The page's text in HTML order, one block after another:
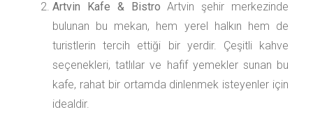
Artvin Kafe & Bistro Artvin şehir merkezinde
bulunan bu mekan, hem yerel halkın hem de
turistlerin tercih ettiği bir yerdir. Çeşitli kahve
seçenekleri, tatlılar ve hafif yemekler sunan bu
kafe, rahat bir ortamda dinlenmek isteyenler için
idealdir.